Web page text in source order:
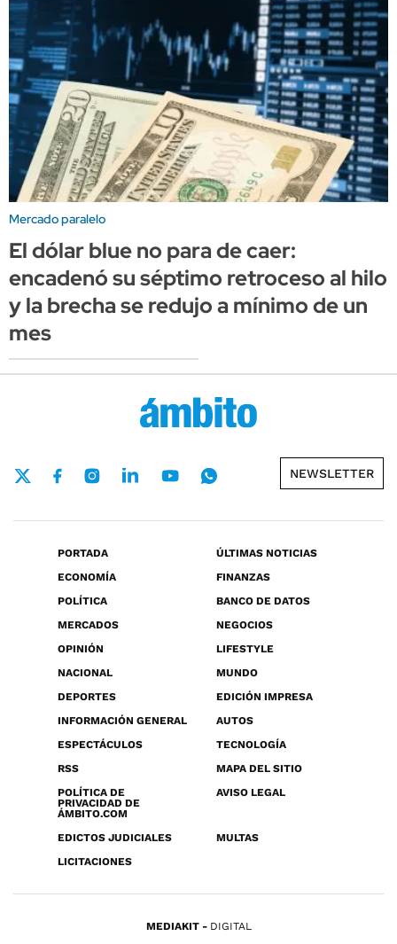
Mercado paralelo
El dólar blue no para de caer:
encadenó su séptimo retroceso al hilo
y la brecha se redujo a mínimo de un
mes
NEWSLETTER
PORTADA
ÚLTIMAS NOTICIAS
ECONOMÍA
FINANZAS
POLÍTICA
BANCO DE DATOS
MERCADOS
NEGOCIOS
OPINIÓN
LIFESTYLE
NACIONAL
MUNDO
DEPORTES
EDICIÓN IMPRESA
INFORMACIÓN GENERAL
AUTOS
ESPECTÁCULOS
TECNOLOGÍA
RSS
MAPA DEL SITIO
POLÍTICA DE
PRIVACIDAD DE
ÁMBITO.COM
AVISO LEGAL
EDICTOS JUDICIALES
MULTAS
LICITACIONES
MEDIAKIT DIGITAL